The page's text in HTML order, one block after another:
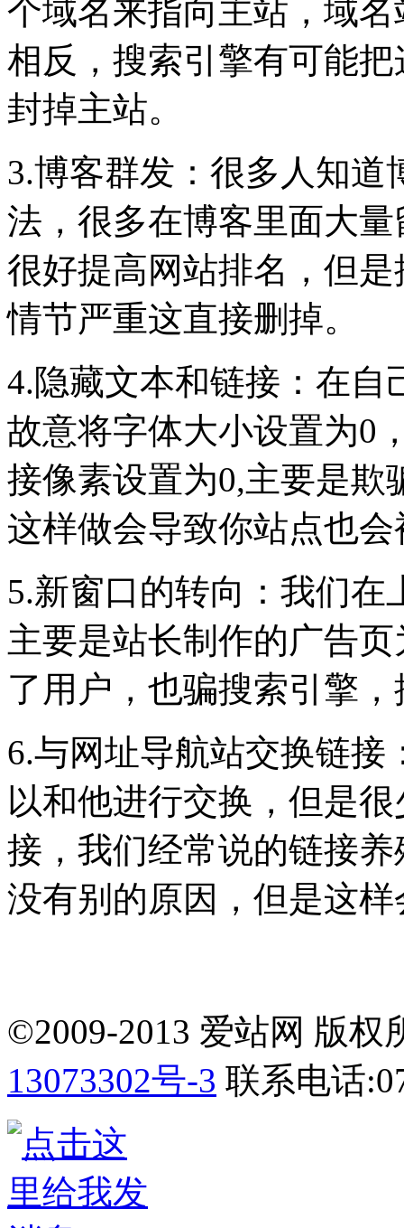
个域名来指向主站，域
相反，搜索引擎有可能
封掉主站。
3.博客群发：很多人知
法，很多在博客里面大
很好提高网站排名，但
情节严重这直接删掉。
4.隐藏文本和链接：在自
故意将字体大小设置为0
接像素设置为0,主要是欺
这样做会导致你站点也会
5.新窗口的转向：我们
主要是站长制作的广告
了用户，也骗搜索引擎
6.与网址导航站交换链接
以和他进行交换，但是
接，我们经常说的链接
没有别的原因，但是这
©2009-2013 爱站网 版权
13073302号-3 联系电话